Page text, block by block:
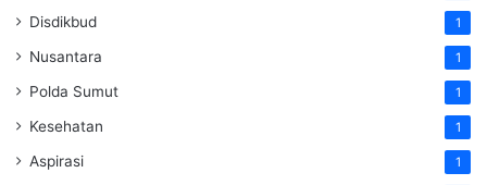
Disdikbud 1
Nusantara 1
Polda Sumut 1
Kesehatan 1
Aspirasi 1